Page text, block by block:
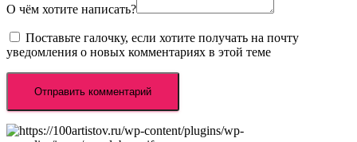
О чём хотите написать?
Поставьте галочку, если хотите получать на почту
уведомления о новых комментариях в этой теме